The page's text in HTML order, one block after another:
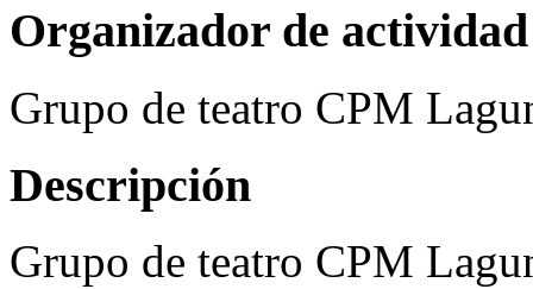
Organizador de actividad
Grupo de teatro CPM
Descripción
Grupo de teatro CPM